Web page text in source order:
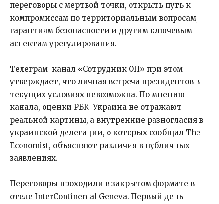
переговоры с мертвой точки, открыть путь к
компромиссам по территориальным вопросам,
гарантиям безопасности и другим ключевым
аспектам урегулирования.
Телеграм-канал «Сотрудник ОП» при этом
утверждает, что личная встреча президентов в
текущих условиях невозможна. По мнению
канала, оценки РБК-Украина не отражают
реальной картины, а внутренние разногласия в
украинской делегации, о которых сообщал The
Economist, объясняют различия в публичных
заявлениях.
Переговоры проходили в закрытом формате в
отеле InterContinental Geneva. Первый день